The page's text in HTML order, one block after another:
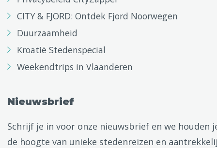
CITY & FJORD: Ontdek Fjord Noorwegen
Duurzaamheid
Kroatië Stedenspecial
Weekendtrips in Vlaanderen
Nieuwsbrief
Schrijf je in voor onze nieuwsbrief en we houden
de hoogte van unieke stedenreizen en